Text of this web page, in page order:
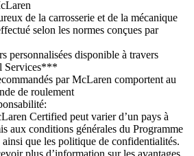
de la carrosserie et de la mécanique
selon les normes conçues par
personnalisées disponible à travers
Services***
par McLaren comportent au
de roulement
Certified peut varier d’un pays à
aux conditions générales du Programme
que les politique de confidentialités.